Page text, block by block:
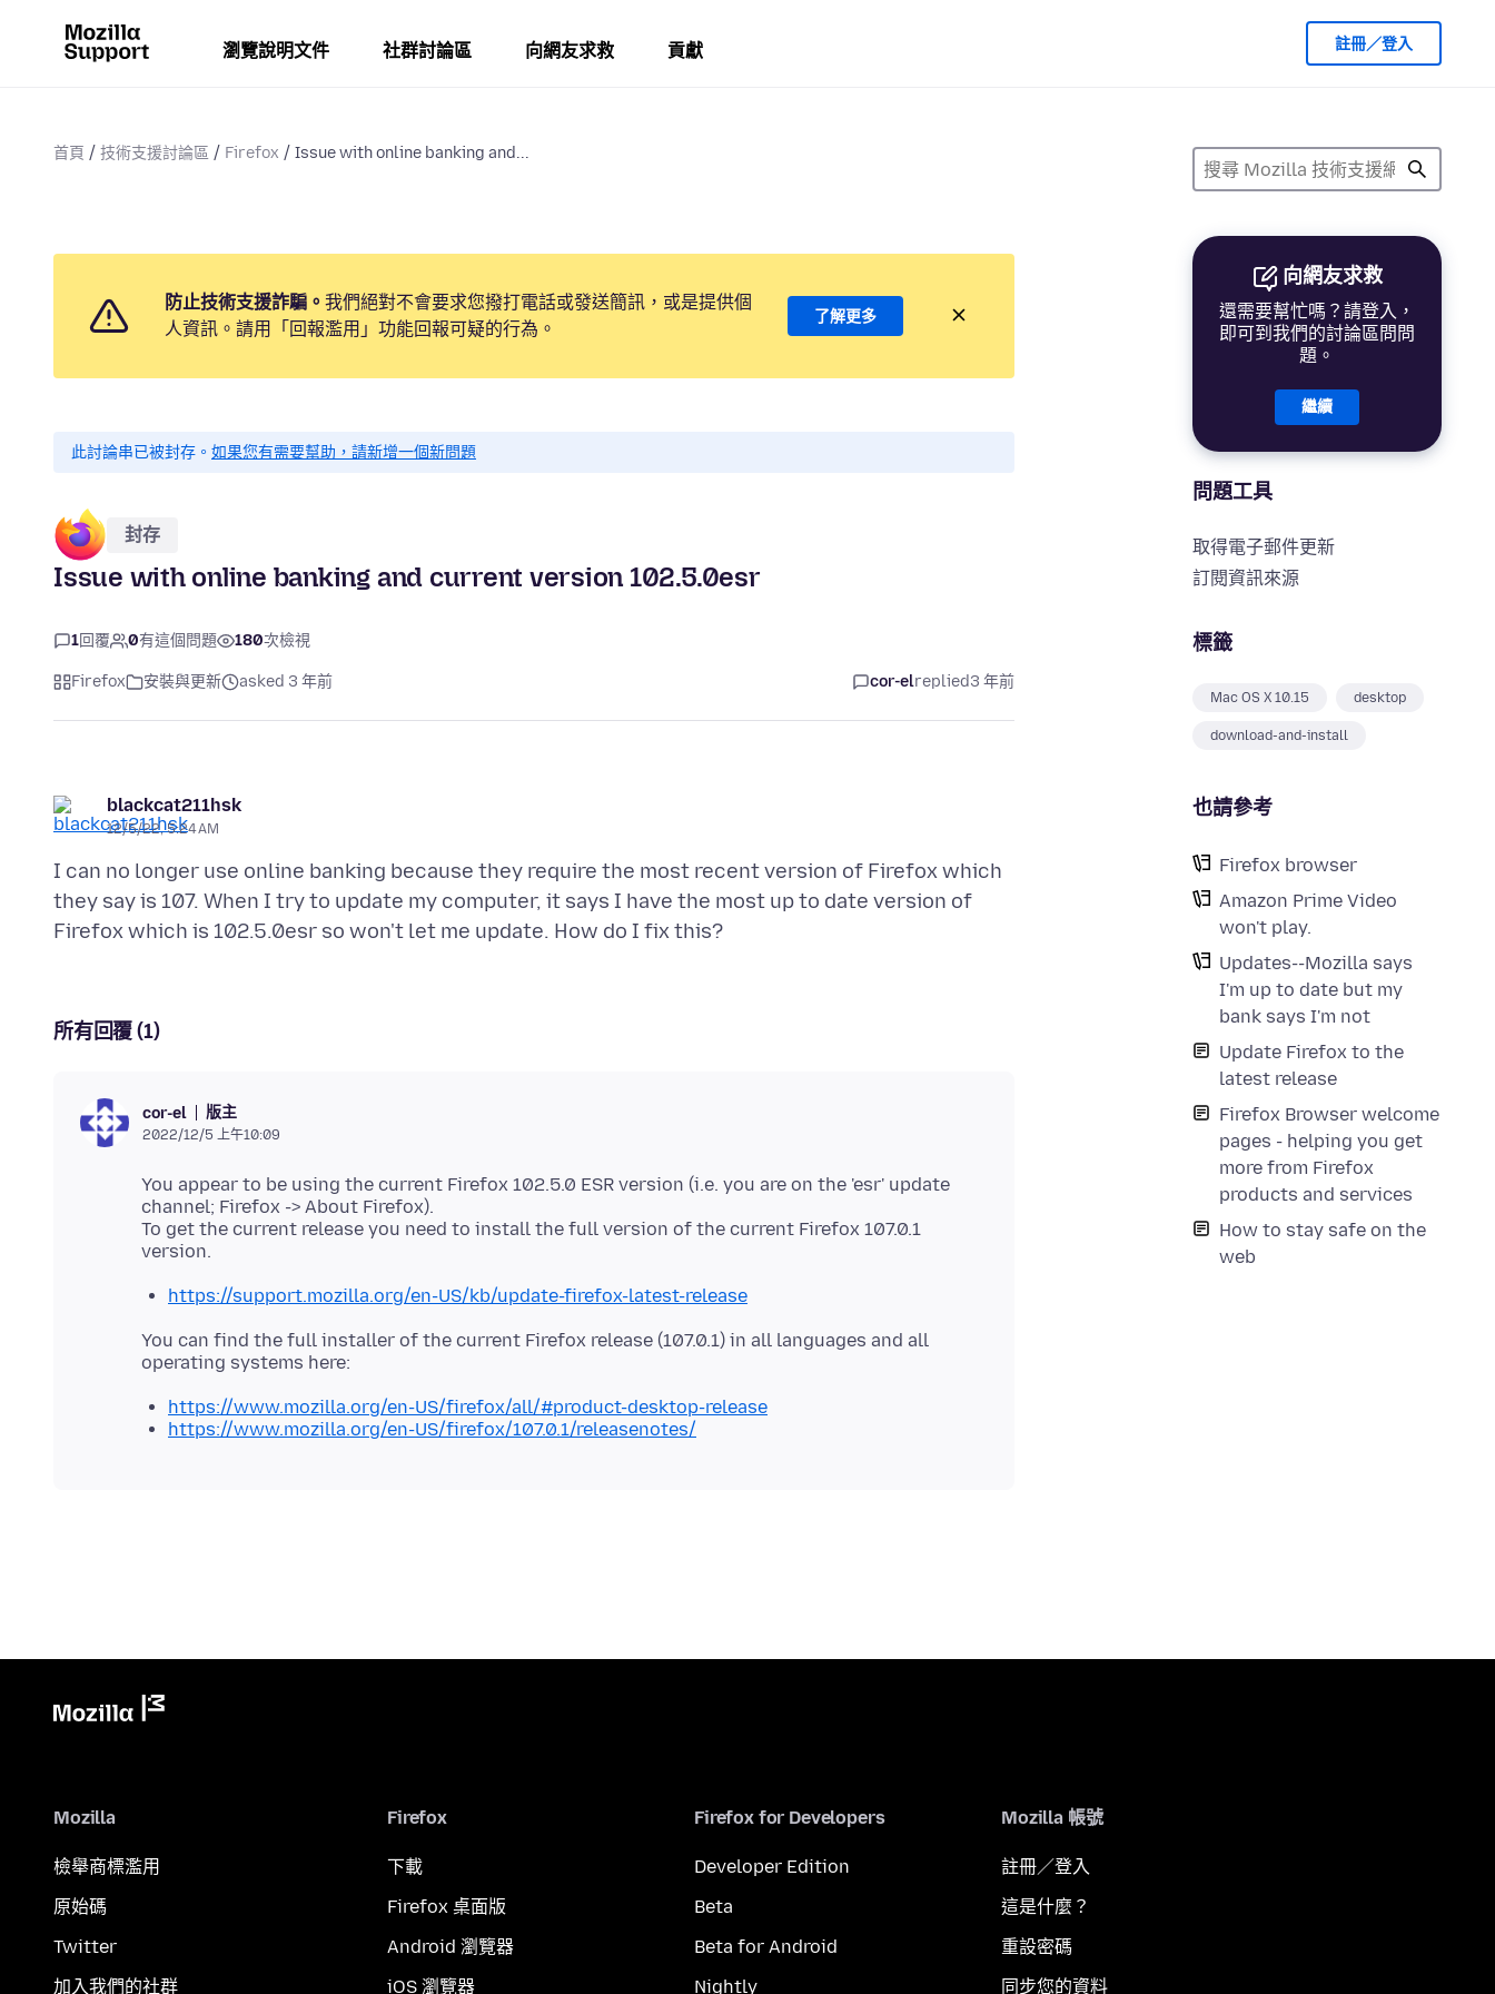
瀏覽說明文件 社群討論區 向網友求救 貢獻 註冊／登入
首頁 技術支援討論區 Firefox Issue with online banking and...
向網友求救
還需要幫忙嗎？請登入，
即可到我們的討論區問問
題。
繼續
問題工具
取得電子郵件更新
訂閱資訊來源
標籤
Mac OS X 10.15 desktop
download-and-install
也請參考
Firefox browser
Amazon Prime Video
won't play.
Updates--Mozilla says
I'm up to date but my
bank says I'm not
Update Firefox to the
latest release
Firefox Browser welcome
pages - helping you get
more from Firefox
products and services
How to stay safe on the
web
防止技術支援詐騙。 我們絕對不會要求您撥打電話或發送簡訊，或是提供個
人資訊。請用「回報濫用」功能回報可疑的行為。
了解更多
此討論串已被封存。 如果您有需要幫助，請新增一個新問題
封存
Issue with online banking and current version 102.5.0esr
1回覆 0有這個問題 180次檢視
Firefox 安裝與更新 asked 3 年前 cor-elreplied3 年前
blackcat211hsk
12/5/22, 5:24 AM
I can no longer use online banking because they require the most recent version of Firefox which
they say is 107. When I try to update my computer, it says I have the most up to date version of
所有回覆 (1)
cor-el 版主
2022/12/5 上午10:09
You appear to be using the current Firefox 102.5.0 ESR version (i.e. you are on the 'esr' update
channel; Firefox -> About Firefox).
To get the current release you need to install the full version of the current Firefox 107.0.1
https://support.mozilla.org/en-US/kb/update-firefox-latest-release
You can find the full installer of the current Firefox release (107.0.1) in all languages and all
https://www.mozilla.org/en-US/firefox/all/#product-desktop-release
https://www.mozilla.org/en-US/firefox/107.0.1/releasenotes/
Mozilla
檢舉商標濫用
原始碼
Twitter
加入我們的社群
Firefox
下載
Firefox 桌面版
Android 瀏覽器
iOS 瀏覽器
Firefox for Developers
Developer Edition
Beta
Beta for Android
Nightly
Mozilla 帳號
註冊／登入
這是什麼？
重設密碼
同步您的資料